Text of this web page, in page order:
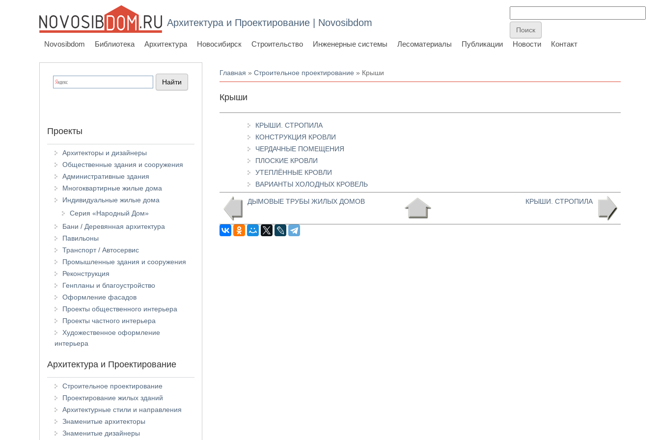
Архитектура и Проектирование | Novosibdom
Novosibdom Библиотека Архитектура Новосибирск Строительство Инженерные системы Лесоматериалы Публикации Новости Контакт
Вы здесь
Главная »Строительное проектирование » Крыши
Крыши
КРЫШИ. СТРОПИЛА
КОНСТРУКЦИЯ КРОВЛИ
ЧЕРДАЧНЫЕ ПОМЕЩЕНИЯ
ПЛОСКИЕ КРОВЛИ
УТЕПЛЁННЫЕ КРОВЛИ
ВАРИАНТЫ ХОЛОДНЫХ КРОВЕЛЬ
ДЫМОВЫЕ ТРУБЫ ЖИЛЫХ ДОМОВ КРЫШИ. СТРОПИЛА
Проекты
Архитекторы и дизайнеры
Общественные здания и сооружения
Административные здания
Многоквартирные жилые дома
Индивидуальные жилые дома
Серия «Народный Дом»
Бани / Деревянная архитектура
Павильоны
Транспорт / Автосервис
Промышленные здания и сооружения
Реконструкция
Генпланы и благоустройство
Оформление фасадов
Проекты общественного интерьера
Проекты частного интерьера
Художественное оформление
интерьера
Архитектура и Проектирование
Строительное проектирование
Проектирование жилых зданий
Архитектурные стили и направления
Знаменитые архитекторы
Знаменитые дизайнеры